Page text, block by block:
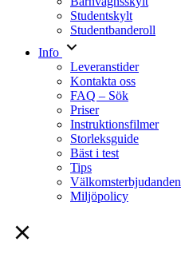
Studentskylt
Studentbanderoll
Info
Leveranstider
Kontakta oss
FAQ – Sök
Priser
Instruktionsfilmer
Storleksguide
Bäst i test
Tips
Välkomsterbjudanden
Miljöpolicy